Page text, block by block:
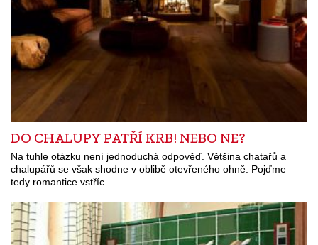
DO CHALUPY PATŘÍ KRB! NEBO NE?
Na tuhle otázku není jednoduchá odpověď. Většina chatařů a
chalupářů se však shodne v oblibě otevřeného ohně. Pojďme
tedy romantice vstříc.